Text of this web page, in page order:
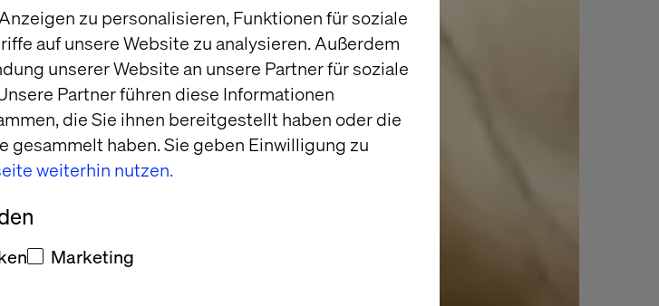
zu personalisieren, Funktionen für soziale
auf unsere Website zu analysieren. Außerdem
unserer Website an unsere Partner für soziale
Partner führen diese Informationen
die Sie ihnen bereitgestellt haben oder die
gesammelt haben. Sie geben Einwilligung zu
weiterhin nutzen.
Marketing